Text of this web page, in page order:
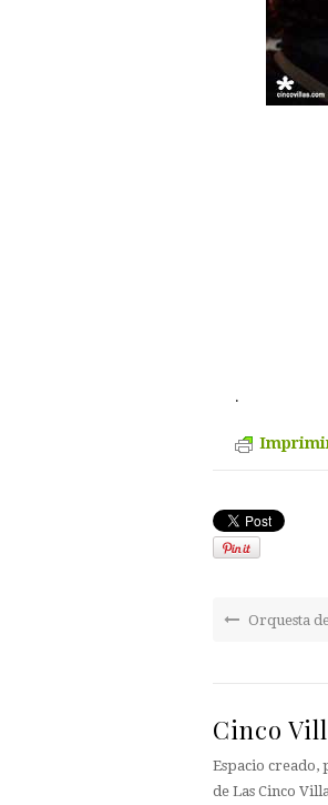
.
Orquesta
Cinco
Espacio creado,
de Las Cinco